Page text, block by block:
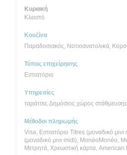
Κυριακή
Κλειστό
Κουζίνα
Παραδοσιακός, Νοτιοανατολικά,
Τύπος επιχείρησης
Εστιατόριο
Υπηρεσίες
ταράτσα, Δημόσιος χώρος στάθμευσης
Μέθοδοι πληρωμής
Visa, Εστιατόριο Titres (μοναδικό
(μοναδικό μινι midi), MonéoMonéo,
Μετρητά, Χρεωστική κάρτα, American